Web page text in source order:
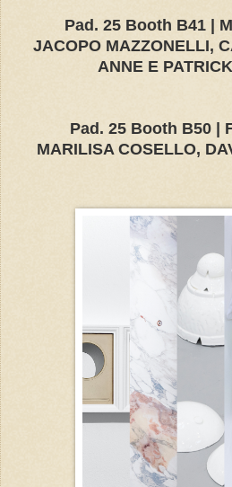
Pad. 25 Booth B41 |
JACOPO MAZZONELLI,
ANNE E
Pad. 25 Booth B50 |
MARILISA COSELLO,